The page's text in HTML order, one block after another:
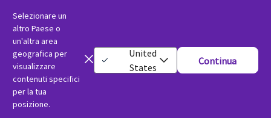
Selezionare un
altro Paese o
un'altra area
geografica per
visualizzare
contenuti specifici
per la tua
posizione.
United
States
Continua